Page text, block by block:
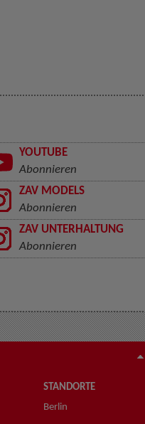
YOUTUBE
Abonnieren
ZAV MODELS
Abonnieren
ZAV UNTERHALTUNG
Abonnieren
STANDORTE
Berlin